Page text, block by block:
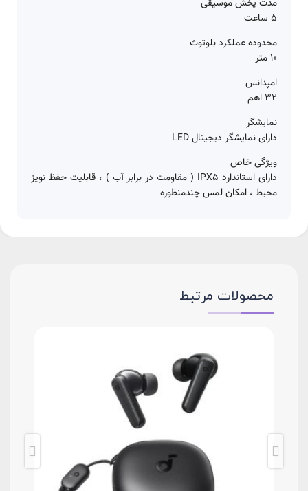
مدت پخش موسیقی
5 ساعت
محدوده عملکرد بلوتوث
10 متر
امپدانس
32 اهم
نمایشگر
دارای نمایشگر دیجیتال LED
ویژگی خاص
دارای استاندارد IPX5 ( مقاومت در برابر آب ) ، قابلیت حفظ نویز
محیط ، امکان لمس چندمنظوره
محصولات مرتبط